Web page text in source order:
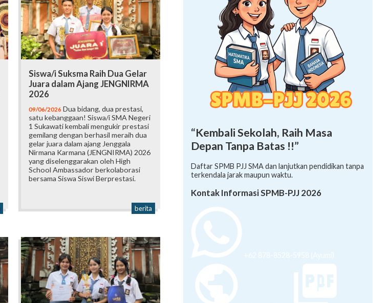
Siswa/i Suksma Raih Dua Gelar
Juara dalam Ajang JENGNIRMA
2026
09/06/2026 Dua bidang, dua prestasi,
satu kebanggaan! Siswa/i SMA Negeri
1 Sukawati kembali mengukir prestasi
gemilang dengan berhasil meraih dua
gelar juara dalam ajang Jenggala
Nirmana Karmana (JENGNIRMA) 2026
yang diselenggarakan oleh High
School Ambassador berkolaborasi
bersama Siswa Siswi Berprestasi.
berita
“Kembali Sekolah, Raih Masa
Depan Tanpa Batas !!”
Daftar SPMB PJJ SMA dan lanjutkan pendidikan tanpa
terkendala jarak maupun waktu.
Kontak Informasi SPMB-PJJ 2026
+62 878-8528-5958 (Ayumi)